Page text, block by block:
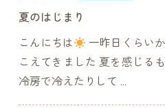
夏のはじまり
こんにちは
一昨日くらい
こえてきました 夏を感じる
冷房で冷えたりして ...